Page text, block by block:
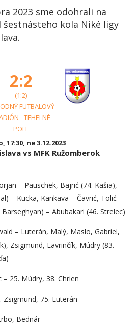
2023 sme odohrali na
kola Niké ligy
2:2
(1:2)
FUTBALOVÝ
- TEHELNÉ
POLE
17:30, ne 3.12.2023
vs MFK Ružomberok
– Pauschek, Bajrić (74. Kašia),
– Kucka, Kankava – Čavrić, Tolić
– Abubakari (46. Strelec)
– Luterán, Malý, Maslo, Gabriel,
Zsigmund, Lavrinčík, Múdry (83.
– 25. Múdry, 38. Chrien
Zsigmund, 75. Luterán
Bednár